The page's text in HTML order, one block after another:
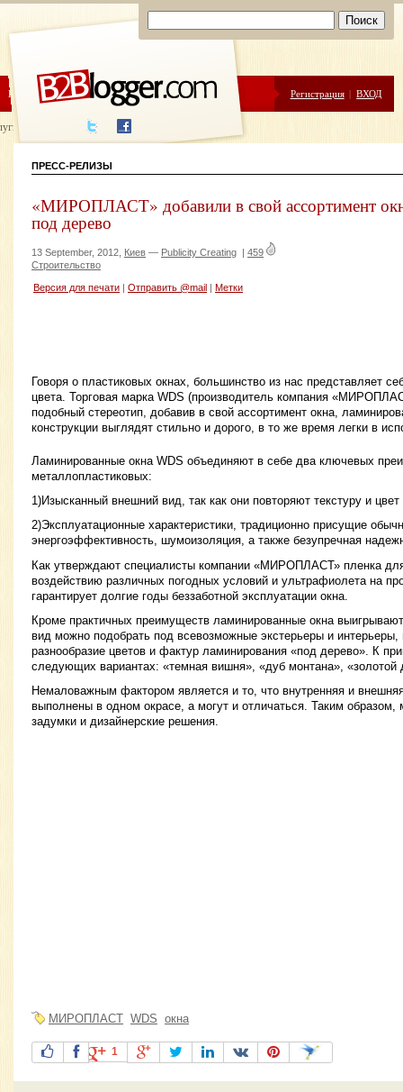
ЦЕНЫ ПОМОЩЬ Регистрация | ВХОД
написания
ПРЕСС-РЕЛИЗЫ
«МИРОПЛАСТ» добавили в свой ассортимент
под дерево
13 September, 2012, Киев — Publicity Creating | 459
Строительство
Версия для печати Отправить @mail Метки
Говоря о пластиковых окнах, большинство из нас представляет
цвета. Торговая марка WDS (производитель компания
подобный стереотип, добавив в свой ассортимент окна,
конструкции выглядят стильно и дорого, в то же время легки в
Ламинированные окна WDS объединяют в себе два ключевых
металлопластиковых:
1)Изысканный внешний вид, так как они повторяют текстуру и
2)Эксплуатационные характеристики, традиционно присущие
энергоэффективность, шумоизоляция, а также безупречная
Как утверждают специалисты компании «МИРОПЛАСТ» пленка
воздействию различных погодных условий и ультрафиолета на
гарантирует долгие годы беззаботной эксплуатации окна.
Кроме практичных преимуществ ламинированные окна
вид можно подобрать под всевозможные экстерьеры и
разнообразие цветов и фактур ламинирования «под дерево». К
следующих вариантах: «темная вишня», «дуб монтана», «золотой
Немаловажным фактором является и то, что внутренняя и
выполнены в одном окрасе, а могут и отличаться. Таким
задумки и дизайнерские решения.
МИРОПЛАСТ WDS окна
1